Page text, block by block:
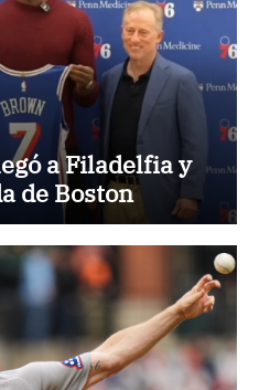
a Filadelfia y
de Boston